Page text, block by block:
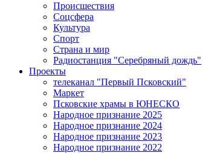
Происшествия
Соцсфера
Культура
Спорт
Страна и мир
Радиостанция "Серебряный дождь"
Проекты
телеканал "Первый Псковский"
Маркет
Псковские храмы в ЮНЕСКО
Народное признание 2025
Народное признание 2024
Народное признание 2023
Народное признание 2022